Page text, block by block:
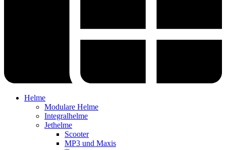
Helme
Modulare Helme
Integralhelme
Jethelme
Scooter
MP3 und Maxis